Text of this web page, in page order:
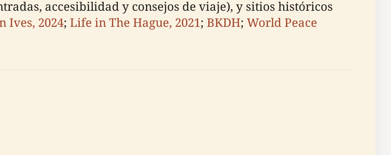
accesibilidad y consejos de viaje), y sitios históricos
Ives, 2024; Life in The Hague, 2021; BKDH; World Peace